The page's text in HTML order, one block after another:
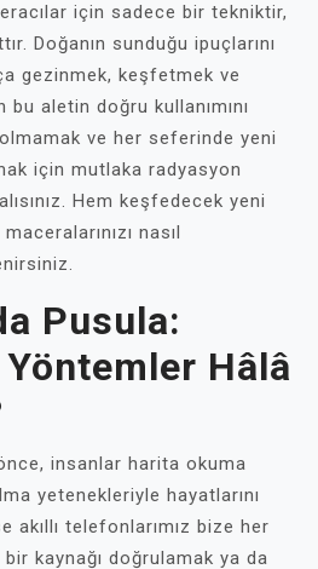
için sadece bir tekniktir,
Doğanın sunduğu ipuçlarını
gezinmek, keşfetmek ve
aletin doğru kullanımını
ve her seferinde yeni
için mutlaka radyasyon
Hem keşfedecek yeni
nasıl
Pusula:
Hâlâ
insanlar harita okuma
yetenekleriyle hayatlarını
akıllı telefonlarımız bize her
kaynağı doğrulamak ya da